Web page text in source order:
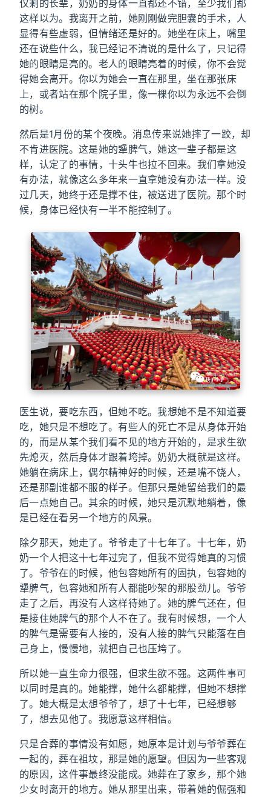
仅剩的长辈，奶奶的身体一直都还不错，至少我们都
这样以为。我离开之前，她刚刚做完胆囊的手术，人
显得有些虚弱，但情绪还是好的。她坐在床上，嘴里
还在说些什么，我已经记不清说的是什么了，只记得
她的眼睛是亮的。老人的眼睛亮着的时候，你不会觉
得她会离开。你以为她会一直在那里，坐在那张床
上，或者站在那个院子里，像一棵你以为永远不会倒
的树。
然后是1月份的某个夜晚。消息传来说她摔了一跤，却
不肯进医院。这是她的犟脾气，她这一辈子都是这
样，认定了的事情，十头牛也拉不回来。我们拿她没
有办法，就像这么多年来一直拿她没有办法一样。没
过几天，她终于还是撑不住，被送进了医院。那个时
候，身体已经快有一半不能控制了。
医生说，要吃东西，但她不吃。我想她不是不知道要
吃，她只是不想吃了。有些人的死亡不是从身体开始
的，而是从某个我们看不见的地方开始的，是求生欲
先熄灭，然后身体才跟着垮掉。奶奶大概就是这样。
她躺在病床上，偶尔精神好的时候，还是嘴不饶人，
还是那副谁都不服的样子。但那只是她留给我们的最
后一点她自己。其余的时候，她只是沉默地躺着，像
是已经在看另一个地方的风景。
除夕那天，她走了。爷爷走了十七年了。十七年，奶
奶一个人把这十七年过完了，但我不觉得她真的习惯
了。爷爷在的时候，他包容她所有的固执，包容她的
犟脾气，包容她和所有人都能吵架的那股劲儿。爷爷
走了之后，再没有人这样待她了。她的脾气还在，但
是接住她脾气的那个人不在了。我有时候想，一个人
的脾气是需要有人接的，没有人接的脾气只能落在自
己身上，慢慢地，就把自己也压垮了。
所以她一直生命力很强，但求生欲不强。这两件事可
以同时是真的。她能撑，她什么都能撑，但她不想撑
了。她大概是太想爷爷了，想了十七年，已经想够
了，想去见他了。我愿意这样相信。
只是合葬的事情没有如愿，她原本是计划与爷爷葬在
一起的，葬在祖坟，那是她的愿望。但因为一些客观
的原因，这件事最终没能成。她葬在了家乡，那个她
少女时离开的地方。她从那里出来，带着她的倔强和